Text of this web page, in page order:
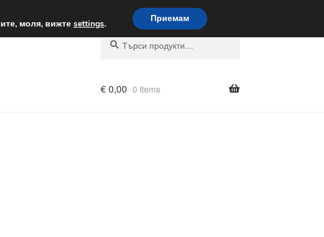
Доставка по целия свят
Търсене
Търсене
€0,00 0 items
моля, вижте settings. Приемам